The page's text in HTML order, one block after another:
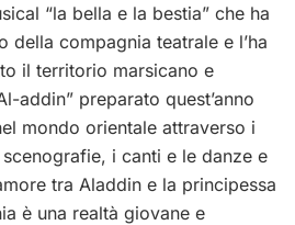
“la bella e la bestia” che ha
della compagnia teatrale e l’ha
il territorio marsicano e
addin” preparato quest’anno
mondo orientale attraverso i
i canti e le danze e
tra Aladdin e la principessa
è una realtà giovane e